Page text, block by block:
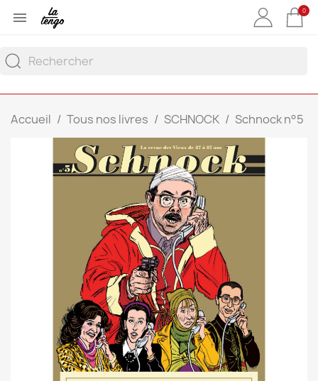
 0
Accueil Tous nos livres SCHNOCK Schnock n°5